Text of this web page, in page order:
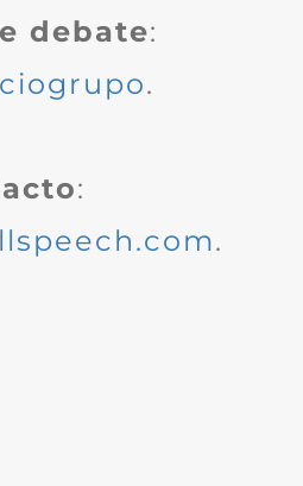
debate:
.
:
.